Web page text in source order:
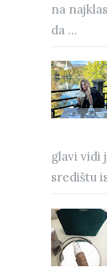
na
da ...
glavi vidi
središtu